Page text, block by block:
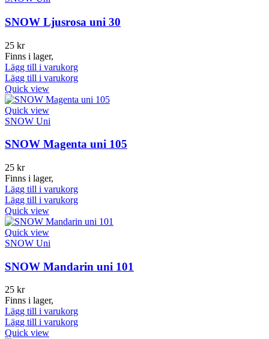
SNOW Ljusrosa uni 30
25 kr
Finns i lager,
Lägg till i varukorg
Lägg till i varukorg
Quick view
Quick view
SNOW Uni
SNOW Magenta uni 105
25 kr
Finns i lager,
Lägg till i varukorg
Lägg till i varukorg
Quick view
Quick view
SNOW Uni
SNOW Mandarin uni 101
25 kr
Finns i lager,
Lägg till i varukorg
Lägg till i varukorg
Quick view